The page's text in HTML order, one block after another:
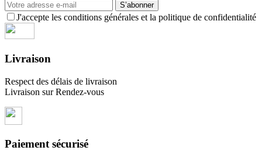
S’abonner
J'accepte les conditions générales et la politique de confidentialité
Livraison
Respect des délais de livraison
Livraison sur Rendez-vous
Paiement sécurisé